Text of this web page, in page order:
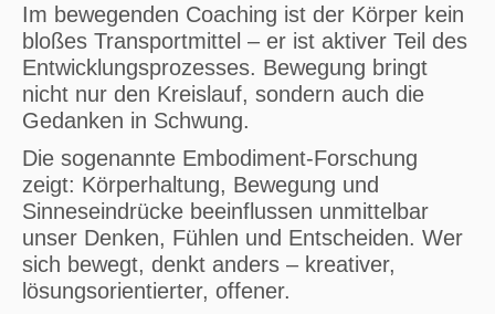
Im bewegenden Coaching ist der Körper kein
bloßes Transportmittel – er ist aktiver Teil des
Entwicklungsprozesses. Bewegung bringt
nicht nur den Kreislauf, sondern auch die
Gedanken in Schwung.
Die sogenannte Embodiment-Forschung
zeigt: Körperhaltung, Bewegung und
Sinneseindrücke beeinflussen unmittelbar
unser Denken, Fühlen und Entscheiden. Wer
sich bewegt, denkt anders – kreativer,
lösungsorientierter, offener.